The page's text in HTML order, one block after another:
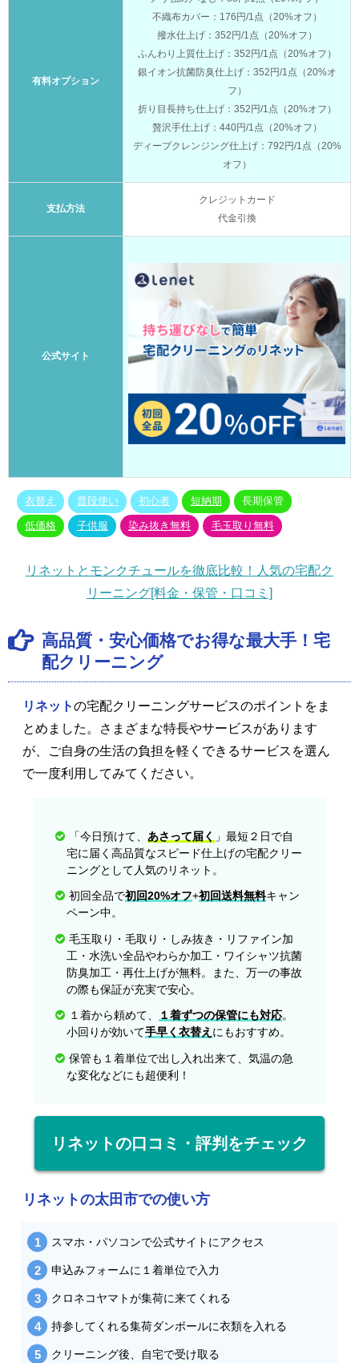
有料オプション
不織布カバー：176円/1点（20%オフ）
撥水仕上げ：352円/1点（20%オフ）
ふんわり上質仕上げ：352円/1点（20%オフ）
銀イオン抗菌防臭仕上げ：352円/1点（20%オ
フ）
折り目長持ち仕上げ：352円/1点（20%オフ）
贅沢手仕上げ：440円/1点（20%オフ）
ディープクレンジング仕上げ：792円/1点（20%
オフ）
支払方法
クレジットカード
代金引換
公式サイト
衣替え 普段使い 初心者 短納期 長期保管
低価格 子供服 染み抜き無料 毛玉取り無料
リネットとモンクチュールを徹底比較！人気の宅配ク
リーニング[料金・保管・口コミ]
高品質・安心価格でお得な最大手！宅
配クリーニング
リネットの宅配クリーニングサービスのポイントをま
とめました。さまざまな特長やサービスがあります
が、ご自身の生活の負担を軽くできるサービスを選ん
で一度利用してみてください。
「今日預けて、 あさって届く 」最短２日で自
宅に届く高品質なスピード仕上げの宅配クリー
ニングとして人気のリネット。
初回全品で初回20%オフ+初回送料無料キャン
ペーン中。
毛玉取り・毛取り・しみ抜き・リファイン加
工・水洗い全品やわらか加工・ワイシャツ抗菌
防臭加工・再仕上げが無料。また、万一の事故
の際も保証が充実で安心。
１着から頼めて、 １着ずつの保管にも対応。
小回りが効いて手早く衣替え にもおすすめ。
保管も１着単位で出し入れ出来て、気温の急
な変化などにも超便利！
リネットの口コミ・評判をチェック
リネットの太田市での使い方
スマホ・パソコンで公式サイトにアクセス
申込みフォームに１着単位で入力
クロネコヤマトが集荷に来てくれる
持参してくれる集荷ダンボールに衣類を入れる
クリーニング後、自宅で受け取る